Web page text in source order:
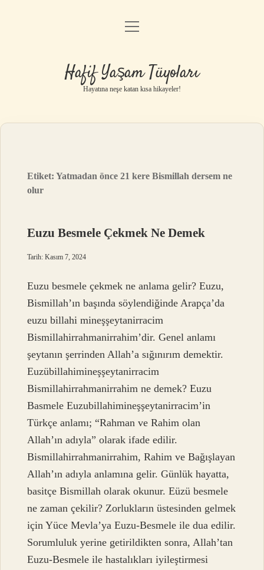
Anasayfa
Yasal Uyarı
menüyü
Hafif Yaşam Tüyoları
Hayatına neşe katan kısa hikayeler!
Etiket:Yatmadan önce 21 kere Bismillah dersem ne
olur
Euzu Besmele Çekmek Ne Demek
Tarih: Kasım 7, 2024
Euzu besmele çekmek ne anlama gelir? Euzu,
Bismillah’ın başında söylendiğinde Arapça’da
euzu billahi mineşşeytanirracim
Bismillahirrahmanirrahim’dir. Genel anlamı
şeytanın şerrinden Allah’a sığınırım demektir.
Euzübillahimineşşeytanirracim
Bismillahirrahmanirrahim ne demek? Euzu
Basmele Euzubillahimineşşeytanirracim’in
Türkçe anlamı; “Rahman ve Rahim olan
Allah’ın adıyla” olarak ifade edilir.
Bismillahirrahmanirrahim, Rahim ve Bağışlayan
Allah’ın adıyla anlamına gelir. Günlük hayatta,
basitçe Bismillah olarak okunur. Eüzü besmele
ne zaman çekilir? Zorlukların üstesinden gelmek
için Yüce Mevla’ya Euzu-Besmele ile dua edilir.
Sorumluluk yerine getirildikten sonra, Allah’tan
Euzu-Besmele ile hastalıkları iyileştirmesi